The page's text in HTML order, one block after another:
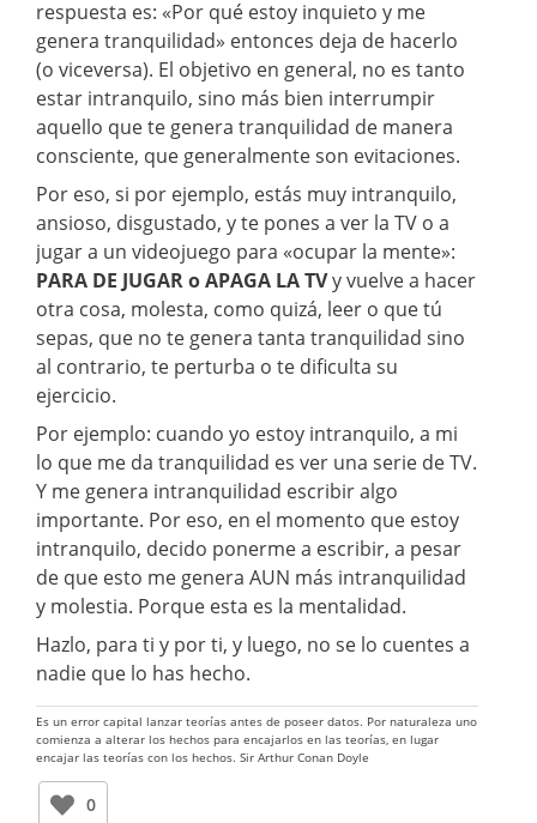
respuesta es: «Por qué estoy inquieto y me
genera tranquilidad» entonces deja de hacerlo
(o viceversa). El objetivo en general, no es tanto
estar intranquilo, sino más bien interrumpir
aquello que te genera tranquilidad de manera
consciente, que generalmente son evitaciones.
Por eso, si por ejemplo, estás muy intranquilo,
ansioso, disgustado, y te pones a ver la TV o a
jugar a un videojuego para «ocupar la mente»:
PARA DE JUGAR o APAGA LA TVy vuelve a hacer
otra cosa, molesta, como quizá, leer o que tú
sepas, que no te genera tanta tranquilidad sino
al contrario, te perturba o te dificulta su
ejercicio.
Por ejemplo: cuando yo estoy intranquilo, a mi
lo que me da tranquilidad es ver una serie de TV.
Y me genera intranquilidad escribir algo
importante. Por eso, en el momento que estoy
intranquilo, decido ponerme a escribir, a pesar
de que esto me genera AUN más intranquilidad
y molestia. Porque esta es la mentalidad.
Hazlo, para ti y por ti, y luego, no se lo cuentes a
nadie que lo has hecho.
Es un error capital lanzar teorías antes de poseer datos. Por naturaleza uno
comienza a alterar los hechos para encajarlos en las teorías, en lugar
encajar las teorías con los hechos. Sir Arthur Conan Doyle
0